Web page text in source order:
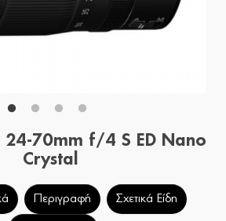
24-70mm f/4 S ED Nano
Crystal
Περιγραφή Σχετικά Είδη